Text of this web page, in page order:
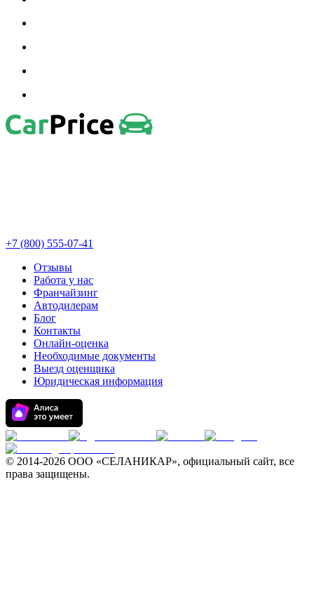
+7 (800) 555-07-41
Отзывы
Работа у нас
Франчайзинг
Автодилерам
Блог
Контакты
Онлайн-оценка
Необходимые документы
Выезд оценщика
Юридическая информация
© 2014-2026 ООО «СЕЛАНИКАР», официальный сайт, все
права защищены.